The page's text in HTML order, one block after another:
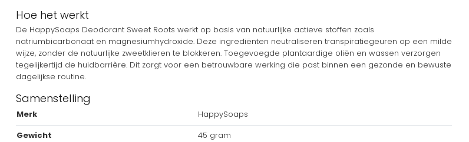
Hoe het werkt
De HappySoaps Deodorant Sweet Roots werkt op basis van natuurlijke actieve stoffen zoals
natriumbicarbonaat en magnesiumhydroxide. Deze ingrediënten neutraliseren transpiratiegeuren op een milde
wijze, zonder de natuurlijke zweetklieren te blokkeren. Toegevoegde plantaardige oliën en wassen verzorgen
tegelijkertijd de huidbarrière. Dit zorgt voor een betrouwbare werking die past binnen een gezonde en bewuste
dagelijkse routine.
Samenstelling
Merk
HappySoaps
Gewicht
45 gram